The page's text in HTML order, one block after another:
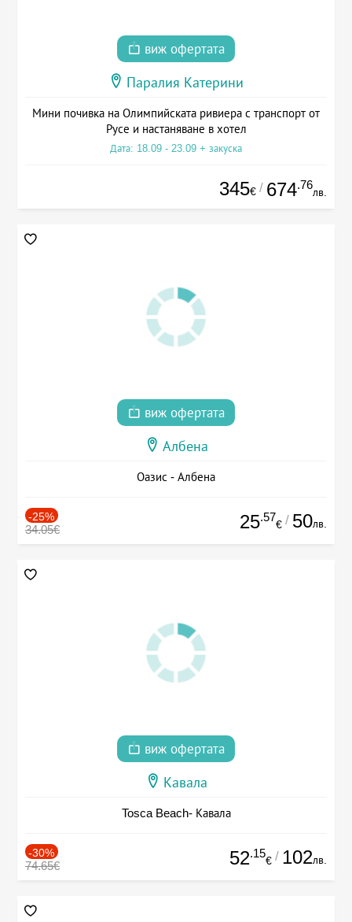
виж офертата
Паралия Катерини
Мини почивка на Олимпийската ривиера с транспорт от
Русе и настаняване в хотел
Дата: 18.09 - 23.09 + закуска
345€ / 674.76
лв.
виж офертата
Албена
Оазис - Албена
-25%
34.05€ 25.57
€ / 50лв.
виж офертата
Кавала
Tosca Beach- Кавала
-30%
74.65€ 52.15
€ / 102лв.